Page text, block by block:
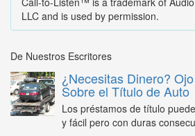
LLC and is used by permission.
De Nuestros Escritores
¿Necesitas Dinero?
Sobre el Título de Auto
Los préstamos de título
y fácil pero con duras